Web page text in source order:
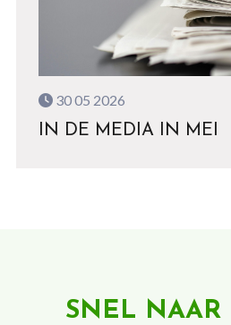
30 05 2026
IN DE MEDIA IN MEI
SNEL NAAR